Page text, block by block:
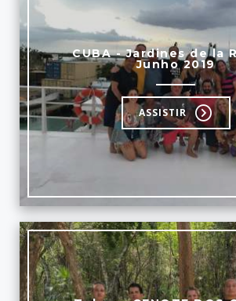
CUBA - Jardines de la
Junho 2019
ASSISTIR